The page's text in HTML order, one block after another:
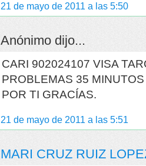
21 de mayo de 2011 a las 5:50
Anónimo dijo...
CARI 902024107 VISA
PROBLEMAS 35
POR TI GRACÍAS.
21 de mayo de 2011 a las 5:51
MARI CRUZ RUIZ